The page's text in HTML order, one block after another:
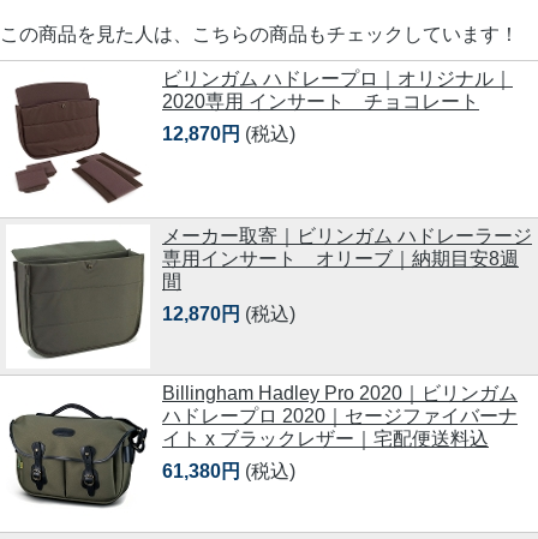
この商品を見た人は、こちらの商品もチェックしています！
ビリンガム ハドレープロ｜オリジナル｜
2020専用 インサート チョコレート
12,870円 (税込)
メーカー取寄｜ビリンガム ハドレーラージ
専用インサート オリーブ｜納期目安8週
間
12,870円 (税込)
Billingham Hadley Pro 2020｜ビリンガム
ハドレープロ 2020｜セージファイバーナ
イト x ブラックレザー｜宅配便送料込
61,380円 (税込)